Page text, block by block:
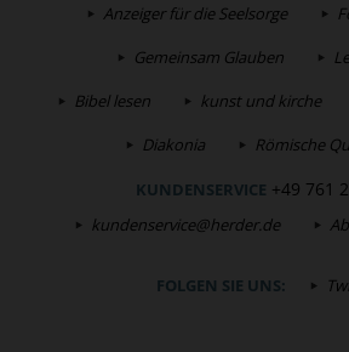
Anzeiger für die Seelsorge
Gemeinsam Glauben
Bibel lesen
kunst und kirche
Diakonia
Römische
KUNDENSERVICE +49 761
kundenservice@herder.de
FOLGEN SIE UNS: